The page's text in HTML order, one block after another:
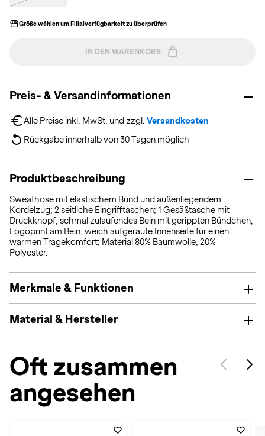
Größe wählen um Filialverfügbarkeit zu überprüfen
IN DEN WARENKORB
Preis- & Versandinformationen
Alle Preise inkl. MwSt. und zzgl. Versandkosten
Rückgabe innerhalb von 30 Tagen möglich
Produktbeschreibung
Sweathose mit elastischem Bund und außenliegendem
Kordelzug; 2 seitliche Eingrifftaschen; 1 Gesäßtasche mit
Druckknopf; schmal zulaufendes Bein mit gerippten Bündchen;
Logoprint am Bein; weich aufgeraute Innenseite für einen
warmen Tragekomfort; Material 80% Baumwolle, 20%
Polyester.
Merkmale & Funktionen
Material & Hersteller
Oft zusammen
angesehen